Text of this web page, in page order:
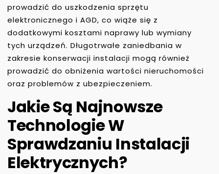
prowadzić do uszkodzenia sprzętu
elektronicznego i AGD, co wiąże się z
dodatkowymi kosztami naprawy lub wymiany
tych urządzeń. Długotrwałe zaniedbania w
zakresie konserwacji instalacji mogą również
prowadzić do obniżenia wartości nieruchomości
oraz problemów z ubezpieczeniem.
Jakie Są Najnowsze
Technologie W
Sprawdzaniu Instalacji
Elektrycznych?